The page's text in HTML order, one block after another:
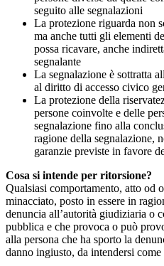
seguito alle segnalazioni
La protezione riguarda non
ma anche tutti gli elementi
possa ricavare, anche
segnalante
La segnalazione è sottratta
al diritto di accesso civico
La protezione della
persone coinvolte e delle
segnalazione fino alla
ragione della segnalazione,
garanzie previste in favore
Cosa si intende per ritorsione?
Qualsiasi comportamento, atto od
minacciato, posto in essere in
denuncia all’autorità giudiziaria o
pubblica e che provoca o può
alla persona che ha sporto la
danno ingiusto, da intendersi